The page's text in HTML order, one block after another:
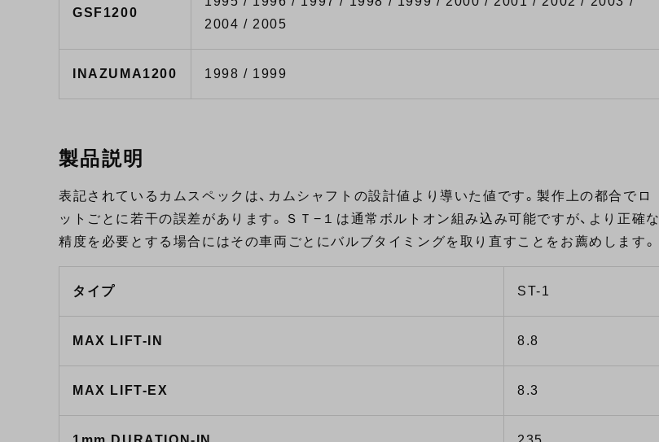
GSF1200
2004 / 2005
INAZUMA1200 1998 / 1999
製品説明
表記されているカムスペックは、カムシャフトの設計値より導いた値です。製作上の都合でロ
ットごとに若干の誤差があります。ＳＴ−１は通常ボルトオン組み込み可能ですが、より正確な
精度を必要とする場合にはその車両ごとにバルブタイミングを取り直すことをお薦めします。
タイプ ST-1
MAX LIFT-IN 8.8
MAX LIFT-EX 8.3